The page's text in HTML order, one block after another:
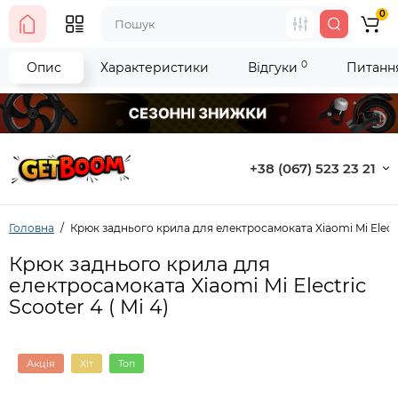
+38 (067) 523 23 21
0
Головна Крюк заднього крила для електросамоката Xiaomi Mi
Крюк заднього крила для
електросамоката Xiaomi Mi Electric
Scooter 4 ( Mi 4)
Акція Хіт Топ
Опис Характеристики Відгуки 0